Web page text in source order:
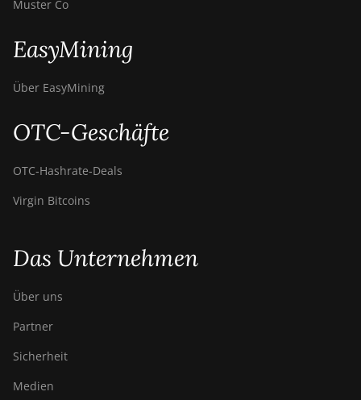
Muster Co
EasyMining
Über EasyMining
OTC-Geschäfte
OTC‑Hashrate‑Deals
Virgin Bitcoins
Das Unternehmen
Über uns
Partner
Sicherheit
Medien